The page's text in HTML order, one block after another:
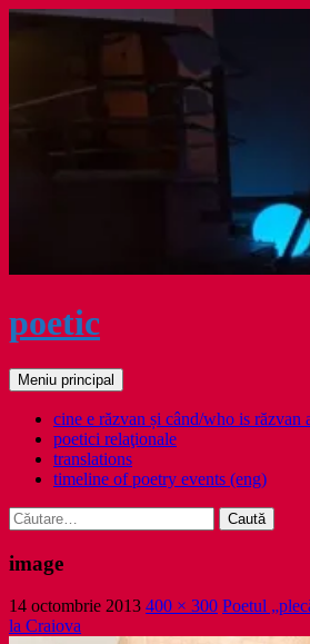
Sari
poetic
Caută
Meniu principal
cine e răzvan și când/who is răzvan
poetici relaţionale
translations
timeline of poetry events (eng)
Caută
după:
image
14 octombrie 2013 400 × 300 Poetul
la Craiova